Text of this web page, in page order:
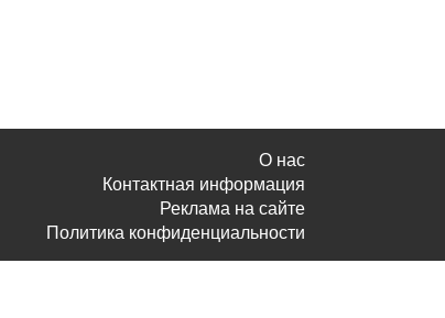
О нас
Контактная информация
Реклама на сайте
Политика конфиденциальности